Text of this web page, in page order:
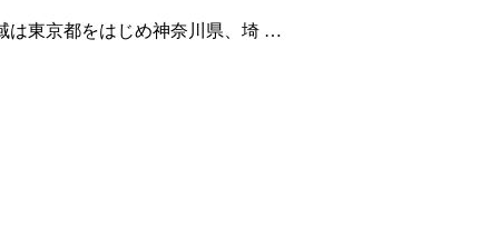
は東京都をはじめ神奈川県、埼 …